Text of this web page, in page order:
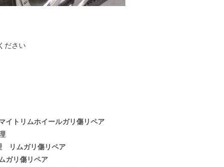
ださい
トリムホイールガリ傷リペア
リムガリ傷リペア
ガリ傷リペア